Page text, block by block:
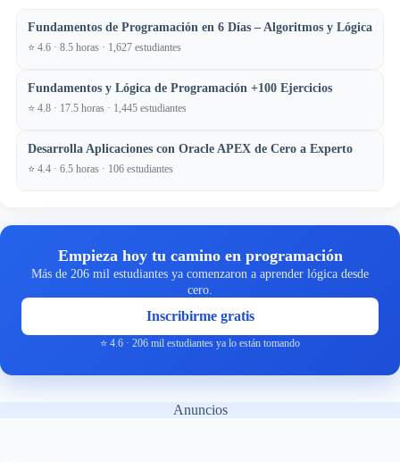
Fundamentos de Programación en 6 Días – Algoritmos y Lógica
⭐ 4.6 · 8.5 horas · 1,627 estudiantes
Fundamentos y Lógica de Programación +100 Ejercicios
⭐ 4.8 · 17.5 horas · 1,445 estudiantes
Desarrolla Aplicaciones con Oracle APEX de Cero a Experto
⭐ 4.4 · 6.5 horas · 106 estudiantes
Empieza hoy tu camino en programación
Más de 206 mil estudiantes ya comenzaron a aprender lógica desde
cero.
Inscribirme gratis
⭐ 4.6 · 206 mil estudiantes ya lo están tomando
Anuncios